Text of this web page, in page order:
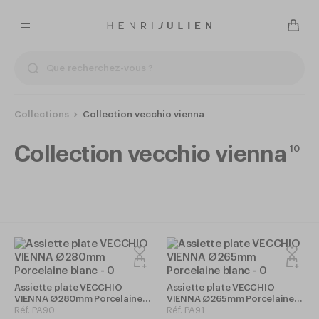
Collections Collection vecchio vienna
Collection vecchio vienna 10
Assiette plate VECCHIO
VIENNA Ø280mm Porcelaine
blanc
Réf. PA90
Assiette plate VECCHIO
VIENNA Ø265mm Porcelaine
blanc
Réf. PA91